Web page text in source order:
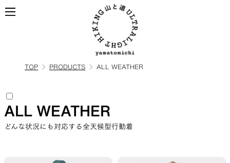
TOP PRODUCTS ALL WEATHER
ALL WEATHER
どんな状況にも対応する全天候型行動着